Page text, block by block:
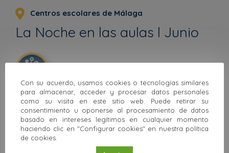
Centros escolares de Málaga
La Noche en las aulas l Junio
Este evento se enmarca dentro de
Divulgando en las aulas
Talleres integrados en el formato 'La Noche en las
Aulas' que se celebrarán en diferentes centros
Con su acuerdo, usamos cookies o tecnologías similares
para almacenar, acceder y procesar datos personales
como su visita en este sitio web. Puede retirar su
consentimiento u oponerse al procesamiento de datos
basado en intereses legítimos en cualquier momento
haciendo clic en "Configurar cookies" en nuestra política
de cookies.